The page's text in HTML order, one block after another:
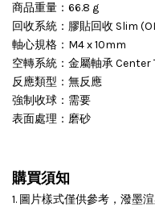
商品重量：66.8 g
回收系統：膠貼回收 Slim
軸心規格：M4 x 10mm
空轉系統：金屬軸承 Center
反應類型：無反應
強制收球：需要
表面處理：磨砂
購買須知
1. 圖片樣式僅供參考，潑墨